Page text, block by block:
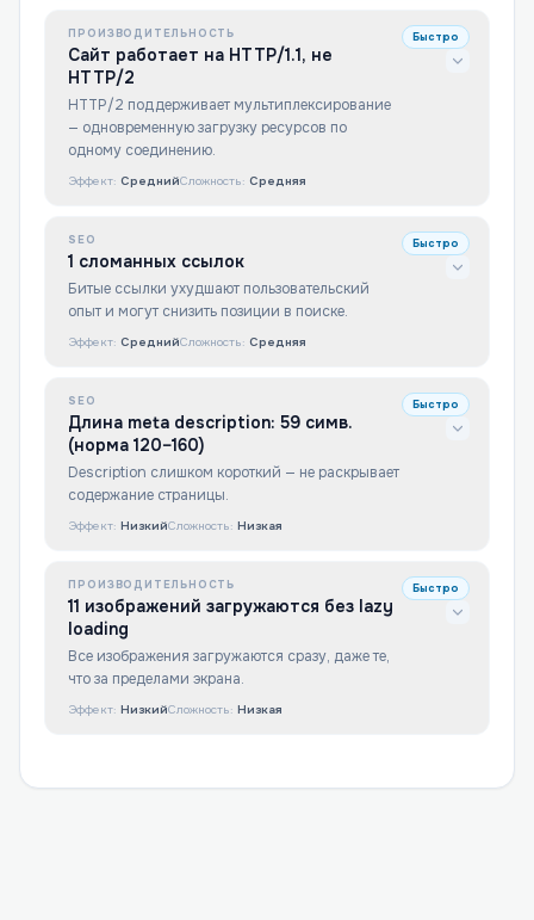
ПРОИЗВОДИТЕЛЬНОСТЬ
Сайт работает на HTTP/1.1, не
HTTP/2
HTTP/2 поддерживает мультиплексирование
— одновременную загрузку ресурсов по
одному соединению.
Быстро
Эффект: СреднийСложность: Средняя
SEO
1 сломанных ссылок
Битые ссылки ухудшают пользовательский
опыт и могут снизить позиции в поиске.
Быстро
Эффект: СреднийСложность: Средняя
SEO
Длина meta description: 59 симв.
(норма 120–160)
Description слишком короткий — не раскрывает
содержание страницы.
Быстро
Эффект: НизкийСложность: Низкая
ПРОИЗВОДИТЕЛЬНОСТЬ
11 изображений загружаются без lazy
loading
Все изображения загружаются сразу, даже те,
что за пределами экрана.
Быстро
Эффект: НизкийСложность: Низкая